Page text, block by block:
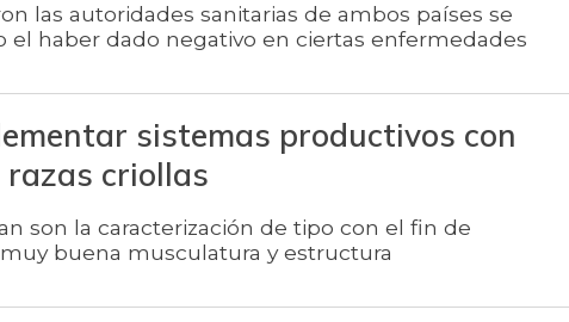
las autoridades sanitarias de ambos países se
haber dado negativo en ciertas enfermedades
sistemas productivos con
criollas
son la caracterización de tipo con el fin de
buena musculatura y estructura